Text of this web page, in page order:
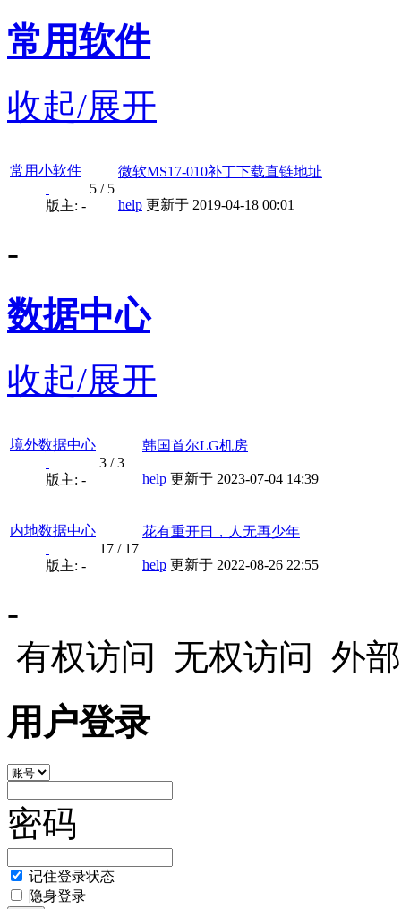
常用软件
收起/展开
常用小软件
版主: -
5 / 5
微软MS17-010补丁下载直链地址
help 更新于 2019-04-18 00:01
-
数据中心
收起/展开
境外数据中心
版主: -
3 /3
韩国首尔LG机房
help 更新于 2023-07-04 14:39
内地数据中心
版主: -
17 / 17
花有重开日，人无再少年
help 更新于 2022-08-26 22:55
-
有权访问
无权访问 外
用户登录
密码
记住登录状态
隐身登录